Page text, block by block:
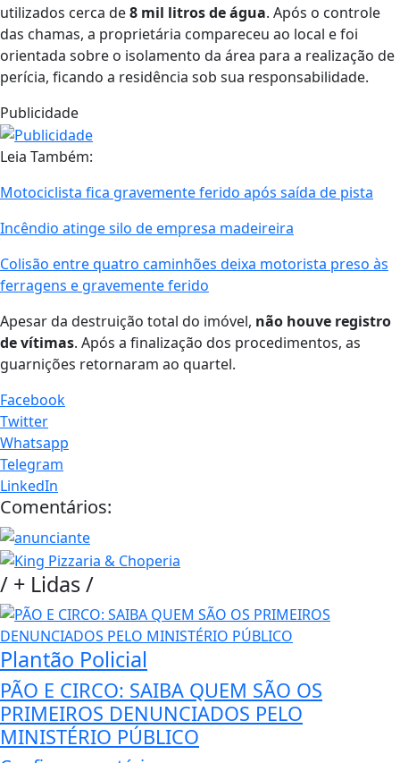
utilizados cerca de8 mil litros de água. Após o controle
das chamas, a proprietária compareceu ao local e foi
orientada sobre o isolamento da área para a realização de
perícia, ficando a residência sob sua responsabilidade.
Publicidade
Leia Também:
Motociclista fica gravemente ferido após saída de pista
Incêndio atinge silo de empresa madeireira
Colisão entre quatro caminhões deixa motorista preso às
ferragens e gravemente ferido
Apesar da destruição total do imóvel, não houve registro
de vítimas. Após a finalização dos procedimentos, as
guarnições retornaram ao quartel.
Facebook
Twitter
Whatsapp
Telegram
LinkedIn
Comentários:
/ + Lidas/
Plantão Policial
PÃO E CIRCO: SAIBA QUEM SÃO OS
PRIMEIROS DENUNCIADOS PELO
MINISTÉRIO PÚBLICO